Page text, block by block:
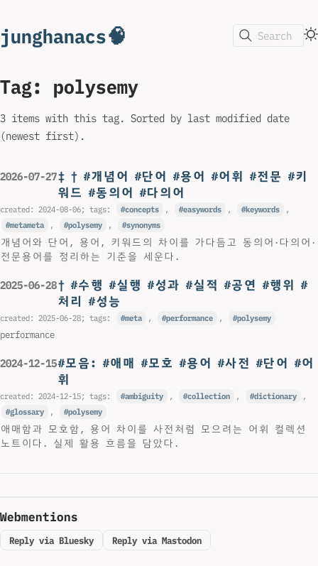
junghanacs🧠 Search
Tag: polysemy
3 items with this tag. Sorted by last modified date
(newest first).
2026-07-27‡ † #개념어 #단어 #용어 #어휘 #전문 #키
워드 #동의어 #다의어
created: 2024-08-06; tags: concepts , easywords , keywords
,
metameta
, polysemy , synonyms
개념어와 단어, 용어, 키워드의 차이를 가다듬고 동의어·다의어·
전문용어를 정리하는 기준을 세운다.
2025-06-28† #수행 #실행 #성과 #실적 #공연 #행위 #
처리 #성능
created: 2025-06-28; tags: meta , performance , polysemy
performance
2024-12-15#모음: #애매 #모호 #용어 #사전 #단어 #어
휘
created: 2024-12-15; tags: ambiguity , collection , dictionary
,
glossary
, polysemy
애매함과 모호함, 용어 차이를 사전처럼 모으려는 어휘 컬렉션
노트이다. 실제 활용 흐름을 담았다.
Webmentions
Reply via Bluesky Reply via Mastodon